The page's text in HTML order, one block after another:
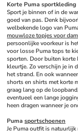
Korte Puma sportkleding
Sport je binnen of in de
goed van pas. Denk
welbekende logo van
mouwloze topjes voor
persoonlijke voorkeur is
voor losse Puma tops te
sporten. Door buiten korte
kleurtje. Zo verschijn je in
het strand. En ook
shorts en shirts met korte
graag lang op de
eventueel een lange
heen dragen wanneer je
Puma sportschoenen